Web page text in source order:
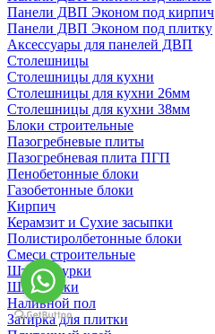
Панели ДВП Эконом под кирпич
Панели ДВП Эконом под плитку
Аксессуары для панелей ДВП
Столешницы
Столешницы для кухни
Столешницы для кухни 26мм
Столешницы для кухни 38мм
Блоки строительные
Пазогребневые плиты
Пазогребневая плита ПГП
Пенобетонные блоки
Газобетонные блоки
Кирпич
Керамзит и Сухие засыпки
Полистиролбетонные блоки
Смеси строительные
Штукартурки
Шпаклевки
Наливной пол
Затирка для плитки